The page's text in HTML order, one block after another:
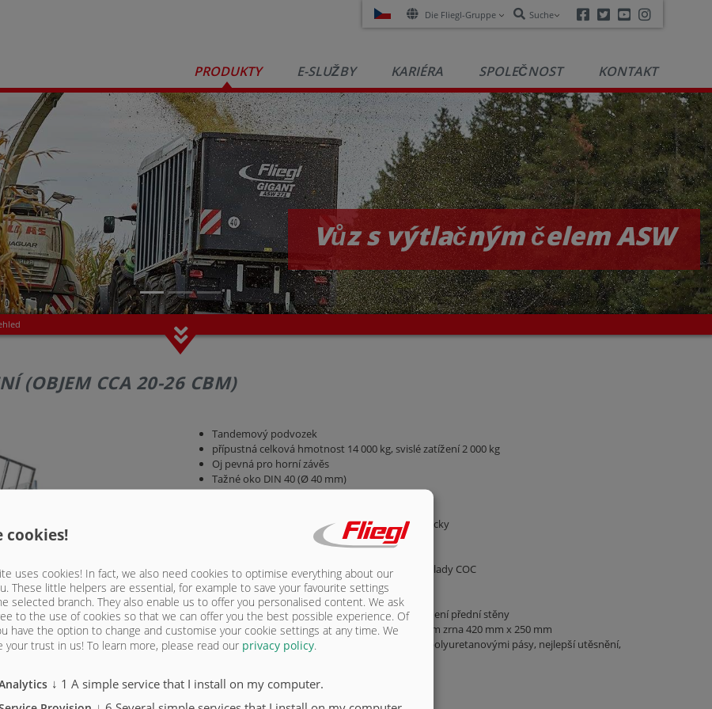
Die Fliegl-Gruppe Suche Facebook
TwitterYoutube
PRODUKTY E-SLUŽBY KARIÉRA SPOLEČNOST KONTAKT
Vůz s výtlačným čelem ASW
(OBJEM CCA 20-26 CBM)
Tandemový podvozek
přípustná celková hmotnost 14 000 kg, svislé zatížení 2 000 kg
Oj pevná pro horní závěs
Tažné oko DIN 40 (Ø 40 mm)
hydraulická opěrná noha
Jednotka nápravy se může pohybovat mechanicky
2 brzdové nápravy BPW, obě tuhé
Verze 40 km / h s typovým schválením ES a doklady COC
Parabolická suspenze titanová jednotka
Most 4 800 mm x 2 380 mm
Zadní a boční stěny vysoké 1500 mm, bez zvětšení přední stěny
hydraulická zadní stěna 800 mm s posunovačem zrna 420 mm x 250 mm
hydraulická posuvná podlaha s všestrannými polyuretanovými pásy, nejlepší utěsnění,
cookies!
uses cookies! In fact, we also need cookies to optimise everything about our
These little helpers are essential, for example to save your favourite settings
selected branch. They also enable us to offer you personalised content. We ask
to the use of cookies so that we can offer you the best possible experience. Of
have the option to change and customise your cookie settings at any time. We
your trust in us! To learn more, please read our privacy policy.
↓ 1 A simple service that I install on my computer.